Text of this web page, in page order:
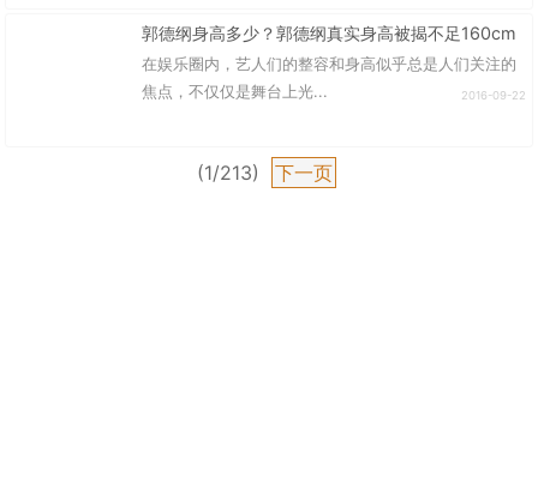
郭德纲身高多少？郭德纲真实身高被揭不足160cm
在娱乐圈内，艺人们的整容和身高似乎总是人们关注的
焦点，不仅仅是舞台上光...
2016-09-22
(1/213) 下一页